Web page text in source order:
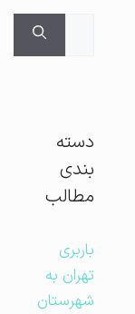
دسته
بندی
مطالب
باربری
تهران به
شهرستان